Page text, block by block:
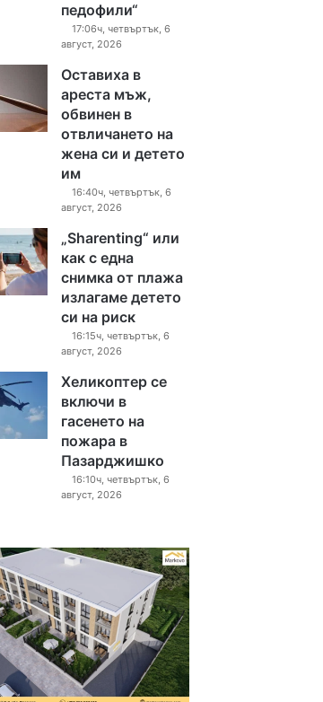
педофили“
17:06ч, четвъртък, 6
август, 2026
Оставиха в
ареста мъж,
обвинен в
отвличането на
жена си и детето
им
16:40ч, четвъртък, 6
август, 2026
„Sharenting“ или
как с една
снимка от плажа
излагаме детето
си на риск
16:15ч, четвъртък, 6
август, 2026
Хеликоптер се
включи в
гасенето на
пожара в
Пазарджишко
16:10ч, четвъртък, 6
август, 2026